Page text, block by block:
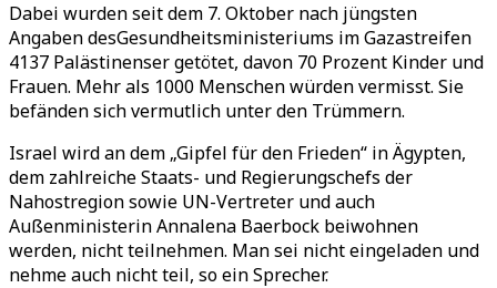
Dabei wurden seit dem 7. Oktober nach jüngsten
Angaben desGesundheitsministeriums im Gazastreifen
4137 Palästinenser getötet, davon 70 Prozent Kinder und
Frauen. Mehr als 1000 Menschen würden vermisst. Sie
befänden sich vermutlich unter den Trümmern.
Israel wird an dem „Gipfel für den Frieden“ in Ägypten,
dem zahlreiche Staats- und Regierungschefs der
Nahostregion sowie UN-Vertreter und auch
Außenministerin Annalena Baerbock beiwohnen
werden, nicht teilnehmen. Man sei nicht eingeladen und
nehme auch nicht teil, so ein Sprecher.